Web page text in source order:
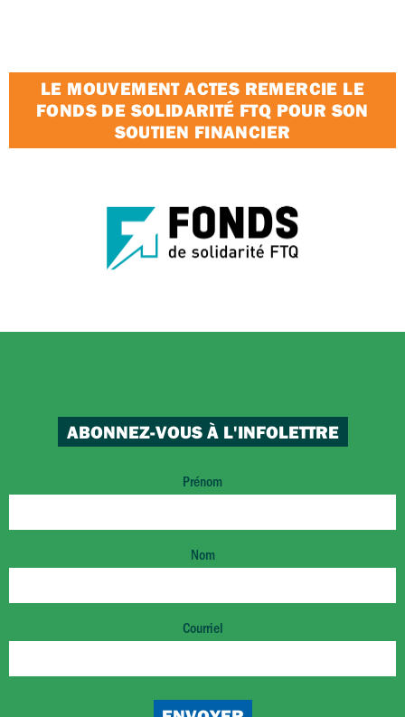
LE MOUVEMENT ACTES REMERCIE LE
FONDS DE SOLIDARITÉ FTQ POUR SON
SOUTIEN FINANCIER
ABONNEZ-VOUS À L'INFOLETTRE
Prénom
Nom
Courriel